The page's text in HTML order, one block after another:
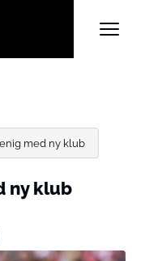
med ny klub
ny klub